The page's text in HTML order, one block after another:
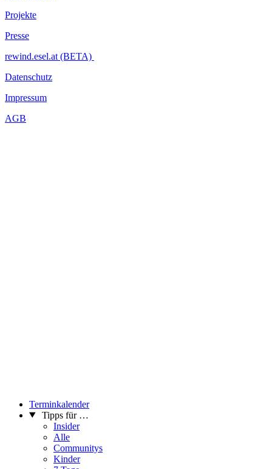
Projekte
Presse
rewind.esel.at (BETA)
Datenschutz
Impressum
AGB
Terminkalender
Tipps für …
Insider
Alle
Communitys
Kinder